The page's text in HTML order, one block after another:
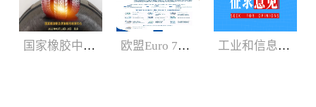
国家橡胶中心2023年轮胎剖析研讨会3月召开 欧盟Euro 7新法规增加汽车轮胎新内容 工业和信息化部：公开征求对《轿车轮胎》等8项强制性国家标准（征求意见稿）的意见